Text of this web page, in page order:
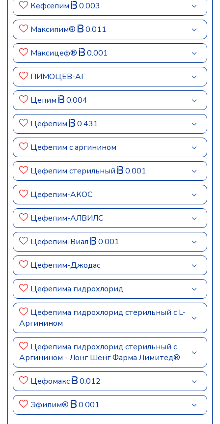
Кефсепим 0.003
Максипим® 0.011
Максицеф® 0.001
ПИМОЦЕВ-АГ
Цепим 0.004
Цефепим 0.431
Цефепим c аргинином
Цефепим стерильный 0.001
Цефепим-АКОС
Цефепим-АЛВИЛС
Цефепим-Виал 0.001
Цефепим-Джодас
Цефепима гидрохлорид
Цефепима гидрохлорид стерильный с L-
Аргинином
Цефепима гидрохлорид стерильный с
Аргинином - Лонг Шенг Фарма Лимитед®
Цефомакс 0.012
Эфипим® 0.001